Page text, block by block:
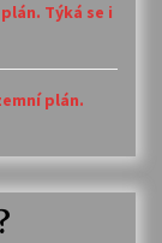
Týká se i
plán.